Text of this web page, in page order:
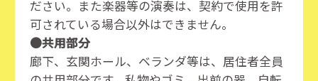
ださい。また楽器等の演奏は、契約で使用を許
可されている場合以外はできません。
●共用部分
廊下、玄関ホール、ベランダ等は、居住者全員